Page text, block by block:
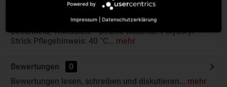
Beechfield, Thinsulate™ Beanie Material: Polyacryl
Strick Pflegehinweis: 40 °C... mehr
Bewertungen
0
Bewertungen lesen, schreiben und diskutieren... mehr
Powered by
Impressum Datenschutzerklärung